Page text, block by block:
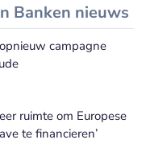
Banken nieuws
van Banken nieuws
campagne
ruimte om Europese
te financieren’